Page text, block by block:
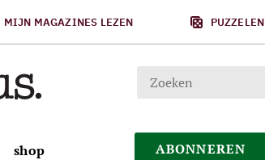
MIJN MAGAZINES LEZEN PUZZELEN
shop ABONNEREN